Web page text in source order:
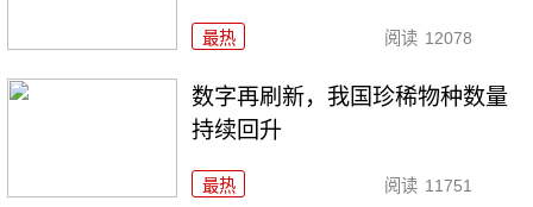
最热 阅读 12078
数字再刷新，我国珍稀物种数量
持续回升
最热 阅读 11751